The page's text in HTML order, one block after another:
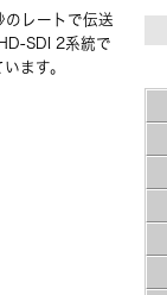
のレートで伝送
SDI 2系統で
ます。